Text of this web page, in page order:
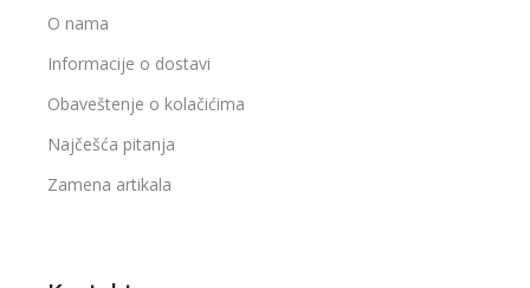
O nama
Informacije o dostavi
Obaveštenje o kolačićima
Najčešća pitanja
Zamena artikala